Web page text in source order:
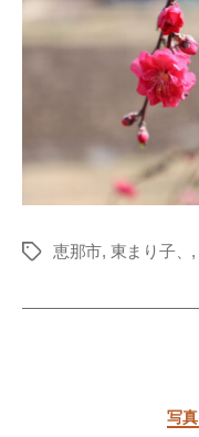
Tags恵那市, 東まり子、 ,
写真